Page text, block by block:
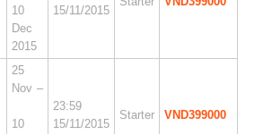
10
Dec
2015
15/11/2015
25
Nov –
10
23:59
15/11/2015
Starter VND399000